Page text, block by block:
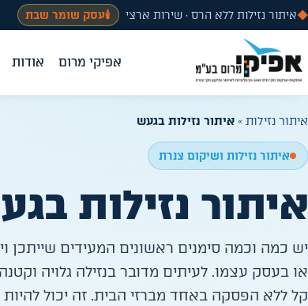
◆איתור נזילות ללא הרס · שירות ארצי 🕯️עסק שומר שבת
אפיקי מרום אודות
איתור נזילות » איתור נזילות בגעש
איתור נזילות ושיקום צנרת
איתור נזילות
יש כמה וכמה סימנים ראשונים המעידים שייתכן
או בעסק עצמו. לעיתים מדובר בנזילה גלויה
קל ללא הפסקה באחד מברזי הבית. זה יכול